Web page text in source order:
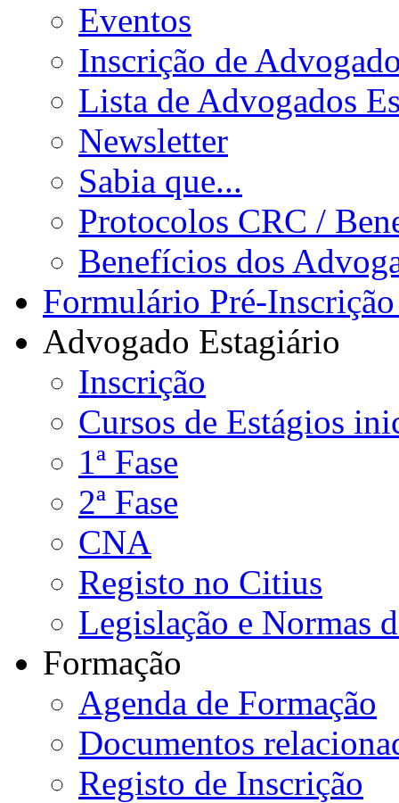
Eventos
Inscrição de
Lista de Advogados
Newsletter
Sabia que...
Protocolos CRC /
Benefícios dos
Formulário Pré-
Advogado Estagiário
Inscrição
Cursos de Estágios
1ª Fase
2ª Fase
CNA
Registo no Citius
Legislação e Normas
Formação
Agenda de Formação
Documentos
Registo de Inscrição